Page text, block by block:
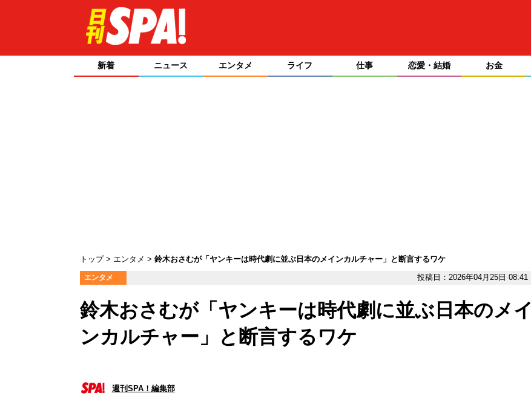
新着 ニュース エンタメ ライフ 仕事 恋愛・結婚 お金
トップ エンタメ 鈴木おさむが「ヤンキーは時代劇に並ぶ日本のメインカルチャー」と断言するワケ
エンタメ 投稿日：2026年04月25日 08:41
鈴木おさむが「ヤンキーは時代劇に並ぶ日本のメイ
ンカルチャー」と断言するワケ
週刊SPA！編集部